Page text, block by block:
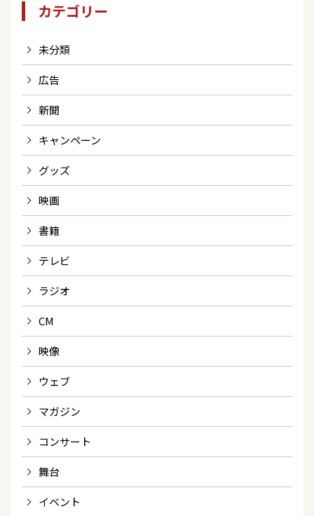
カテゴリー
未分類
広告
新聞
キャンペーン
グッズ
映画
書籍
テレビ
ラジオ
CM
映像
ウェブ
マガジン
コンサート
舞台
イベント